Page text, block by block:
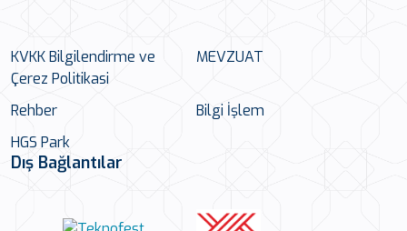
KVKK Bilgilendirme ve
Çerez Politikasi
MEVZUAT
Rehber
Bilgi İşlem
HGS Park
Dış Bağlantılar